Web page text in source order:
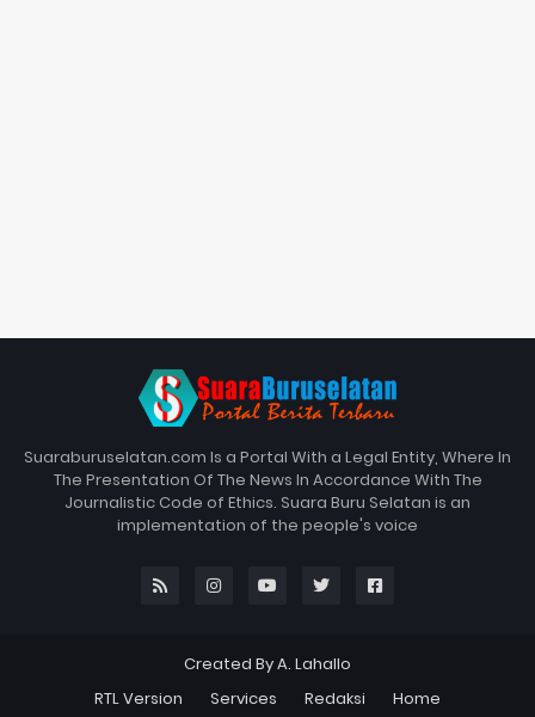
Suaraburuselatan.com Is a Portal With a Legal Entity, Where In
The Presentation Of The News In Accordance With The
Journalistic Code of Ethics. Suara Buru Selatan is an
implementation of the people's voice
Created By A. Lahallo
Home
Redaksi
Services
RTL Version